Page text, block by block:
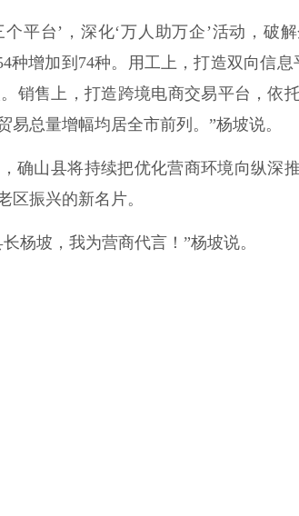
台’，深化‘万人助万企’活动，破
种增加到74种。用工上，打造双向信
销售上，打造跨境电商交易平台，依
总量增幅均居全市前列。”杨坡说。
山县将持续把优化营商环境向纵深
区振兴的新名片。
坡，我为营商代言！”杨坡说。